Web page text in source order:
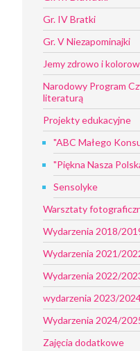
Gr. IV Bratki
Gr. V Niezapominajki
Jemy zdrowo i
Narodowy Program
literaturą
Projekty edukacyjne
"ABC Małego
"Piękna Nasza
Sensolyke
Warsztaty
Wydarzenia 2018/
Wydarzenia 2021/
Wydarzenia 2022/
wydarzenia 2023/
Wydarzenia 2024/
Zajęcia dodatkowe